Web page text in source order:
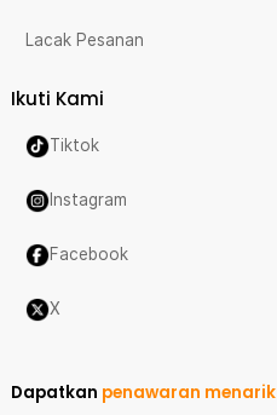
Lacak Pesanan
Ikuti Kami
Tiktok
Instagram
Facebook
X
Dapatkan penawaran menarik